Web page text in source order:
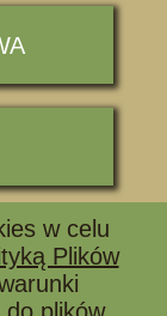
w celu
Plików